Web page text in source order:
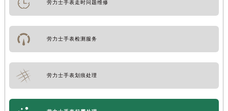
劳力士手表走时问题维修
劳力士手表检测服务
劳力士手表划痕处理